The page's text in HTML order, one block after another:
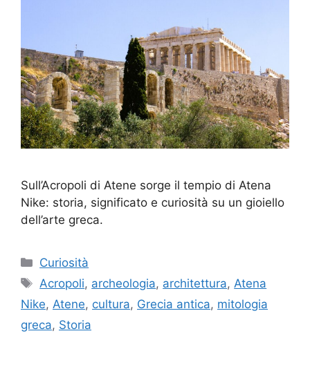
Sull’Acropoli di Atene sorge il tempio di Atena
Nike: storia, significato e curiosità su un gioiello
dell’arte greca.
Categorie
Curiosità
Tag
Acropoli, archeologia, architettura,Atena
Nike, Atene, cultura, Grecia antica, mitologia
greca, Storia